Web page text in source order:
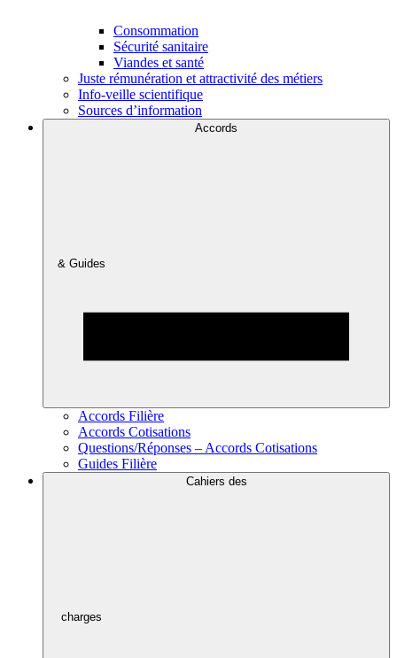
Consommation
Sécurité sanitaire
Viandes et santé
Juste rémunération et attractivité des métiers
Info-veille scientifique
Sources d’information
Accords
& Guides
Accords Filière
Accords Cotisations
Questions/Réponses – Accords Cotisations
Guides Filière
Cahiers des
charges